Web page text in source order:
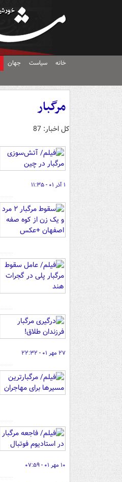
خانه سیاست جهان
مرگبار
کل اخبار: 87
۱ آذر ۰۱ - ۱۱:۳۵
۲۷ مهر ۰۱ - ۲۲:۳۲
۱۰ مهر ۰۱ - ۰۷:۵۹